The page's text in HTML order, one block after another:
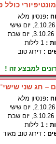
כולל
:פנסיון מלא
2.10.26, יום שישי
3.10.26, יום שבת
: 1 לילות
: דירוג טוב
למבצע זה !
– חג שני
:פנסיון מלא
2.10.26, יום שישי
3.10.26, יום שבת
: 1 לילות
: דירוג טוב מאוד